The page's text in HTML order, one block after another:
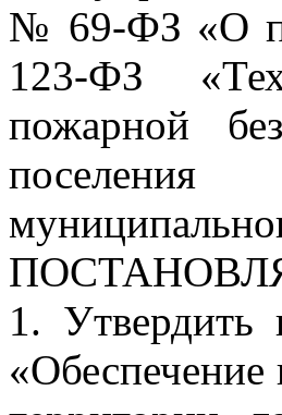
№ 69-ФЗ «О
123-ФЗ
пожарной
поселения
1. Утвердить